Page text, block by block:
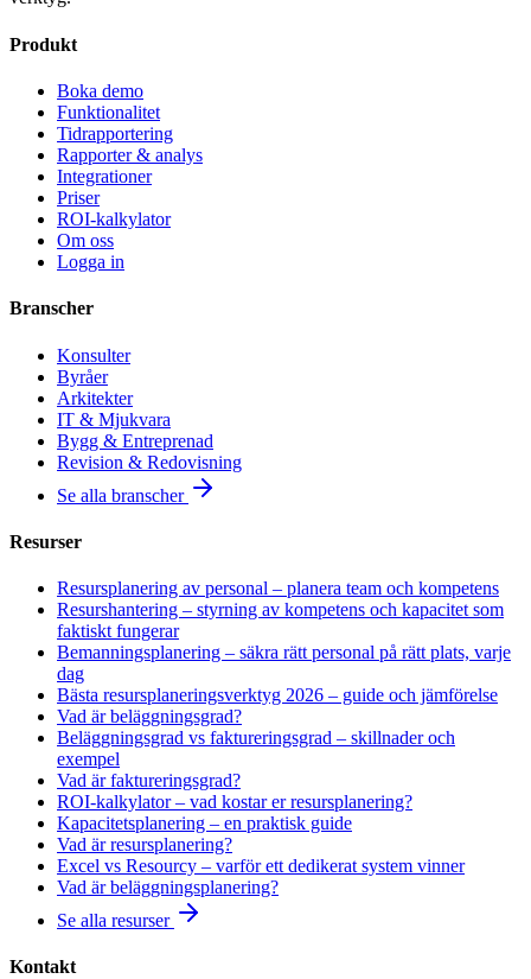
Produkt
Boka demo
Funktionalitet
Tidrapportering
Rapporter & analys
Integrationer
Priser
ROI-kalkylator
Om oss
Logga in
Branscher
Konsulter
Byråer
Arkitekter
IT & Mjukvara
Bygg & Entreprenad
Revision & Redovisning
Se alla branscher
Resurser
Resursplanering av personal – planera team och kompetens
Resurshantering – styrning av kompetens och kapacitet som
faktiskt fungerar
Bemanningsplanering – säkra rätt personal på rätt plats, varje
dag
Bästa resursplaneringsverktyg 2026 – guide och jämförelse
Vad är beläggningsgrad?
Beläggningsgrad vs faktureringsgrad – skillnader och
exempel
Vad är faktureringsgrad?
ROI-kalkylator – vad kostar er resursplanering?
Kapacitetsplanering – en praktisk guide
Vad är resursplanering?
Excel vs Resourcy – varför ett dedikerat system vinner
Vad är beläggningsplanering?
Se alla resurser
Kontakt